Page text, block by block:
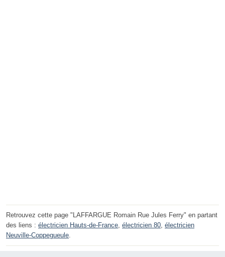
Retrouvez cette page "LAFFARGUE Romain Rue Jules Ferry" en partant
des liens : électricien Hauts-de-France, électricien 80, électricien
Neuville-Coppegueule.